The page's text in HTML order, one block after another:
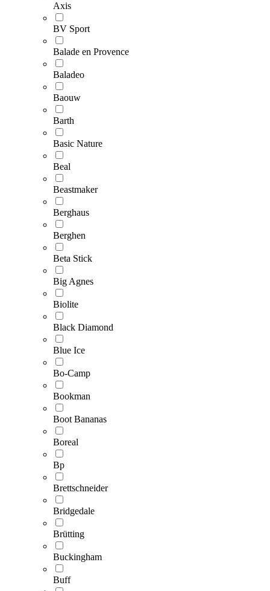
Axis
BV Sport
Balade en Provence
Baladeo
Baouw
Barth
Basic Nature
Beal
Beastmaker
Berghaus
Berghen
Beta Stick
Big Agnes
Biolite
Black Diamond
Blue Ice
Bo-Camp
Bookman
Boot Bananas
Boreal
Bp
Brettschneider
Bridgedale
Brütting
Buckingham
Buff